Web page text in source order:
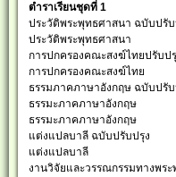
ตำราเรียนชุดที่ 1
ประวัติพระพุทธศาสนา ฉบับปรับ
ประวัติพระพุทธศาสนา
การปกครองคณะสงฆ์ไทยปรับป
การปกครองคณะสงฆ์ไทย
ธรรมภาคภาษาอังกฤษ ฉบับปรับ
ธรรมะภาคภาษาอังกฤษ
ธรรมะภาคภาษาอังกฤษ
แต่งแปลบาลี ฉบับปรับปรุง
แต่งแปลบาลี
งานวิจัยและวรรณกรรมทางพร